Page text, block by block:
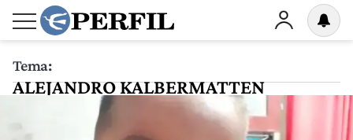
Tema:
ALEJANDRO KALBERMATTEN